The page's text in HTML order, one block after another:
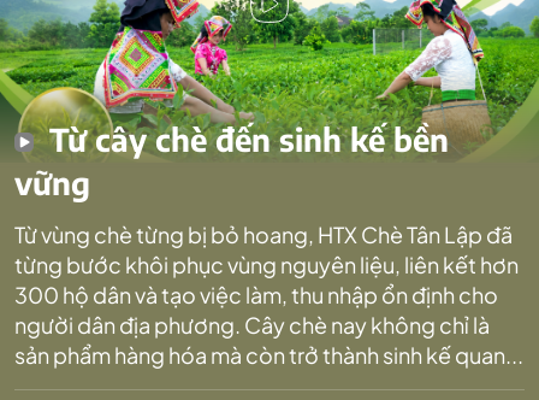
Từ cây chè đến sinh kế bền
vững
Từ vùng chè từng bị bỏ hoang, HTX Chè Tân Lập đã
từng bước khôi phục vùng nguyên liệu, liên kết hơn
300 hộ dân và tạo việc làm, thu nhập ổn định cho
người dân địa phương. Cây chè nay không chỉ là
sản phẩm hàng hóa mà còn trở thành sinh kế quan...